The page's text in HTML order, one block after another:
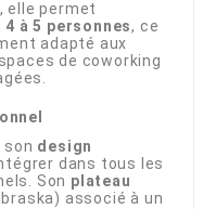
, elle permet
4 à 5 personnes, ce
adapté aux
de coworking
design
dans tous les
Son plateau
associé à un